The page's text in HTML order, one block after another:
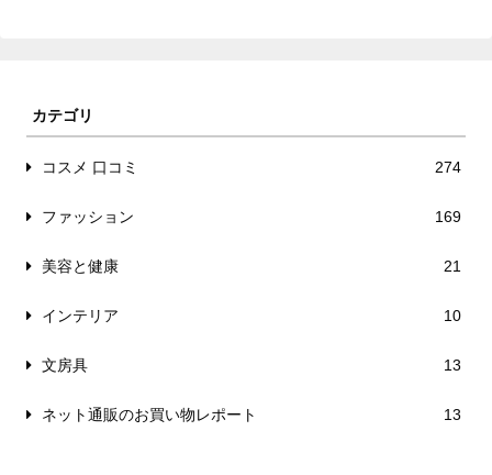
カテゴリ
コスメ 口コミ 274
ファッション 169
美容と健康 21
インテリア 10
文房具 13
ネット通販のお買い物レポート 13